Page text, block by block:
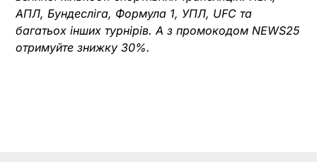
АПЛ, Бундесліга, Формула 1, УПЛ, UFC та
багатьох інших турнірів. А з промокодом NEWS25
отримуйте знижку 30%.